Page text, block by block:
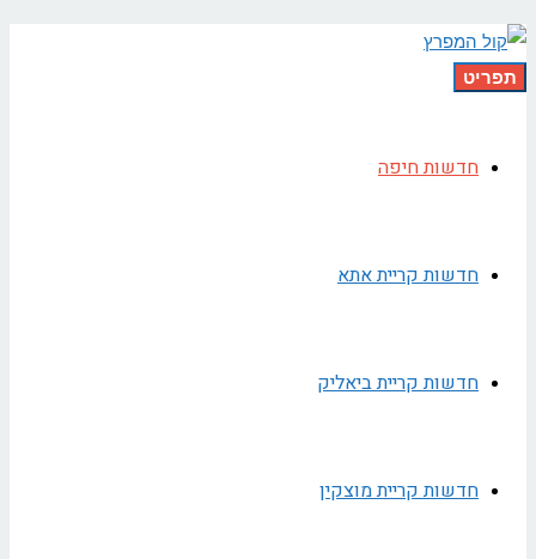
תפריט
חדשות חיפה
חדשות קריית אתא
חדשות קריית ביאליק
חדשות קריית מוצקין